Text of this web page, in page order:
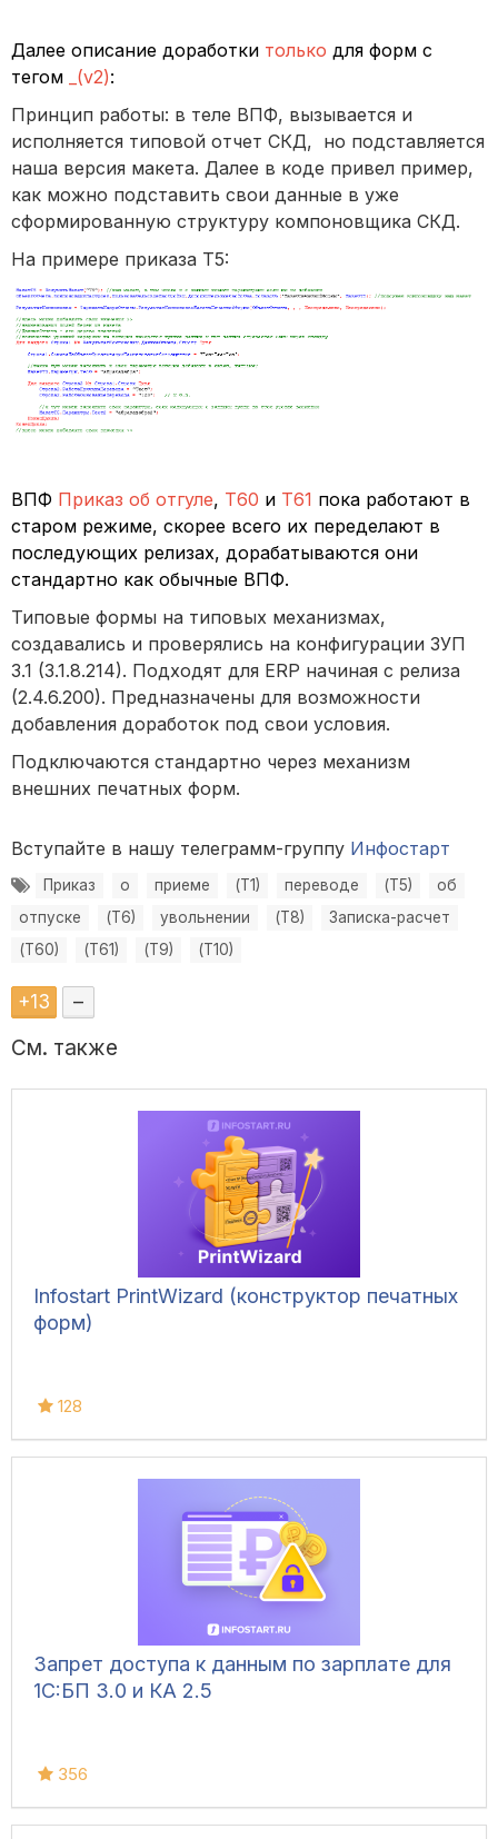
Далее описание доработки только для форм с
тегом
_(v2):
Принцип работы: в теле ВПФ, вызывается и
исполняется типовой отчет СКД, но подставляется
наша версия макета. Далее в коде привел пример,
как можно подставить свои данные в уже
сформированную структуру компоновщика СКД.
На примере приказа Т5:
ВПФ Приказ об отгуле, Т60 и Т61 пока работают в
старом режиме, скорее всего их переделают в
последующих релизах, дорабатываются они
стандартно как обычные ВПФ.
Типовые формы на типовых механизмах,
создавались и проверялись на конфигурации ЗУП
3.1 (3.1.8.214). Подходят для ERP начиная с релиза
(2.4.6.200). Предназначены для возможности
добавления доработок под свои условия.
Подключаются стандартно через механизм
внешних печатных форм.
Вступайте в нашу телеграмм-группу Инфостарт
Приказ о приеме (Т1) переводе (Т5)
об
отпуске
(Т6) увольнении (Т8)
Записка-расчет
(Т60)
(Т61) (Т9) (Т10)
+13 –
См. также
Infostart PrintWizard (конструктор печатных
форм)
128
Запрет доступа к данным по зарплате для
1C:БП 3.0 и КА 2.5
356